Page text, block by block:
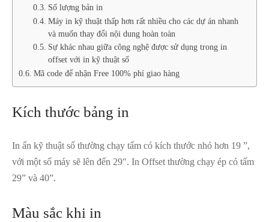
Số lượng bản in
Máy in kỹ thuật thấp hơn rất nhiều cho các dự án nhanh
và muốn thay đổi nội dung hoàn toàn
Sự khác nhau giữa công nghệ được sử dụng trong in
offset với in kỹ thuật số
Mã code để nhận Free 100% phí giao hàng
Kích thước bảng in
In ấn kỹ thuật số thường chạy tấm có kích thước nhỏ hơn 19 ”,
với một số máy sẽ lên đến 29″. In Offset thường chạy ép có tấm
29” và 40”.
Màu sắc khi in